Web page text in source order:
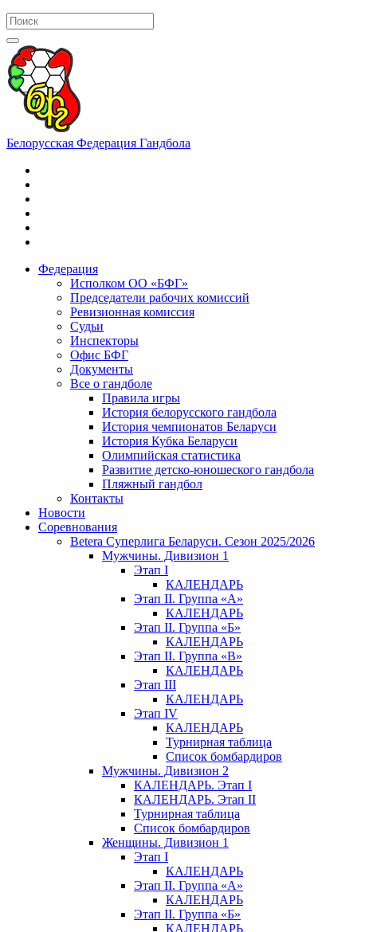
Белорусская Федерация Гандбола
Федерация
Исполком ОО «БФГ»
Председатели рабочих комиссий
Ревизионная комиссия
Судьи
Инспекторы
Офис БФГ
Документы
Все о гандболе
Правила игры
История белорусского гандбола
История чемпионатов Беларуси
История Кубка Беларуси
Олимпийская статистика
Развитие детско-юношеского гандбола
Пляжный гандбол
Контакты
Новости
Соревнования
Betera Суперлига Беларуси. Сезон 2025/2026
Мужчины. Дивизион 1
Этап I
КАЛЕНДАРЬ
Этап II. Группа «А»
КАЛЕНДАРЬ
Этап II. Группа «Б»
КАЛЕНДАРЬ
Этап II. Группа «В»
КАЛЕНДАРЬ
Этап III
КАЛЕНДАРЬ
Этап IV
КАЛЕНДАРЬ
Турнирная таблица
Список бомбардиров
Мужчины. Дивизион 2
КАЛЕНДАРЬ. Этап I
КАЛЕНДАРЬ. Этап II
Турнирная таблица
Список бомбардиров
Женщины. Дивизион 1
Этап I
КАЛЕНДАРЬ
Этап II. Группа «А»
КАЛЕНДАРЬ
Этап II. Группа «Б»
КАЛЕНДАРЬ